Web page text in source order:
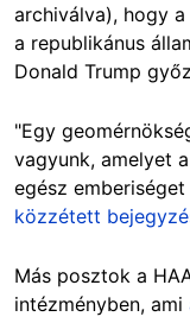
archiválva), hogy
a republikánus
Donald Trump
"Egy
vagyunk, amelyet
egész emberiséget
közzétett
Más posztok a
intézményben, ami